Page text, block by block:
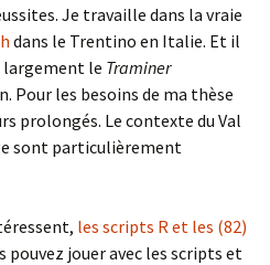
Je travaille dans la vraie
dans le Trentino en Italie. Et il
largement le Traminer
Pour les besoins de ma thèse
prolongés. Le contexte du Val
sont particulièrement
les scripts R et les (82)
pouvez jouer avec les scripts et